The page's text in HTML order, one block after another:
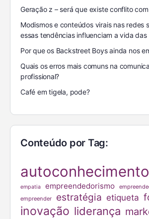
Geração z – será que existe conflito
Modismos e conteúdos virais nas redes
essas tendências influenciam a vida das
Por que os Backstreet Boys ainda nos
Quais os erros mais comuns na
profissional?
Café em tigela, pode?
Conteúdo por Tag:
autoconhecimento
empatia empreendedorismo
empreender
estratégia etiqueta
inovação liderança